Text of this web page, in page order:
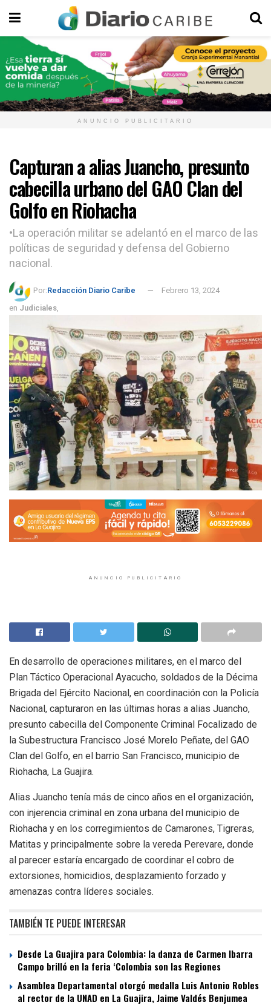
ANUNCIO PUBLICITARIO
Capturan a alias Juancho, presunto
cabecilla urbano del GAO Clan del
Golfo en Riohacha
•La operación militar se adelantó en el marco de las
políticas de seguridad y defensa del Gobierno
nacional.
Por:Redacción Diario Caribe
Febrero 13, 2024
en Judiciales,
ANUNCIO PUBLICITARIO
En desarrollo de operaciones militares, en el marco del
Plan Táctico Operacional Ayacucho, soldados de la Décima
Brigada del Ejército Nacional, en coordinación con la Policía
Nacional, capturaron en las últimas horas a alias Juancho,
presunto cabecilla del Componente Criminal Focalizado de
la Subestructura Francisco José Morelo Peñate, del GAO
Clan del Golfo, en el barrio San Francisco, municipio de
Riohacha, La Guajira.
Alias Juancho tenía más de cinco años en el organización,
con injerencia criminal en zona urbana del municipio de
Riohacha y en los corregimientos de Camarones, Tigreras,
Matitas y principalmente sobre la vereda Perevare, donde
al parecer estaría encargado de coordinar el cobro de
extorsiones, homicidios, desplazamiento forzado y
amenazas contra líderes sociales.
TAMBIÉN TE PUEDE INTERESAR
Desde La Guajira para Colombia: la danza de Carmen Ibarra
Campo brilló en la feria ‘Colombia son las Regiones
Asamblea Departamental otorgó medalla Luis Antonio Robles
al rector de la UNAD en La Guajira, Jaime Valdés Benjumea